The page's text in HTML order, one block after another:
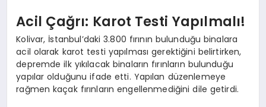
Acil Çağrı: Karot Testi Yapılmalı!
Kolivar, İstanbul’daki 3.800 fırının bulunduğu binalara
acil olarak karot testi yapılması gerektiğini belirtirken,
depremde ilk yıkılacak binaların fırınların bulunduğu
yapılar olduğunu ifade etti. Yapılan düzenlemeye
rağmen kaçak fırınların engellenmediğini dile getirdi.